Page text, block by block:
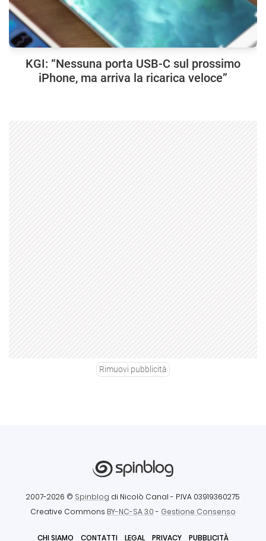
KGI: “Nessuna porta USB-C sul prossimo
iPhone, ma arriva la ricarica veloce”
Rimuovi pubblicità
2007-2026 © Spinblog di Nicolò Canal - P.IVA 03919360275
Creative Commons BY-NC-SA 3.0- Gestione Consenso
CHI SIAMO CONTATTI LEGAL PRIVACY PUBBLICITÀ